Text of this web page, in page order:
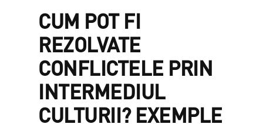
CUM POT FI
REZOLVATE
CONFLICTELE PRIN
INTERMEDIUL
CULTURII? EXEMPLE